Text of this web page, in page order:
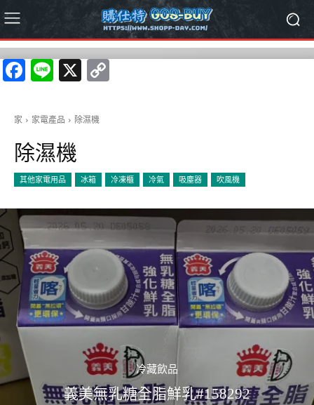
Facebook
Line
X
家 家電產品 除濕機
除濕機
其他家電用品 冰箱 冷凍櫃 冷氣 吸塵器 吹風機
冷藏飲品
義美無乳糖全脂鮮乳#158292